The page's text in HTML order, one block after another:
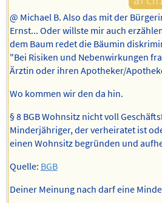
@ Michael B. Also das mit der
Ernst... Oder willste mir auch
dem Baum redet die Bäumin
"Bei Risiken und Nebenwirkungen
Ärztin oder ihren Apotheker/
Wo kommen wir den da hin.
§ 8 BGB Wohnsitz nicht voll
Minderjähriger, der verheiratet ist
einen Wohnsitz begründen und
Quelle: BGB
Deiner Meinung nach darf eine